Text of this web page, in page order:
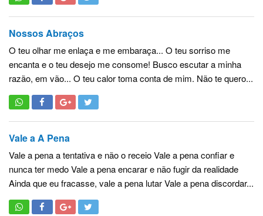
Nossos Abraços
O teu olhar me enlaça e me embaraça... O teu sorriso me
encanta e o teu desejo me consome! Busco escutar a minha
razão, em vão... O teu calor toma conta de mim. Não te quero...
Vale a A Pena
Vale a pena a tentativa e não o receio Vale a pena confiar e
nunca ter medo Vale a pena encarar e não fugir da realidade
Ainda que eu fracasse, vale a pena lutar Vale a pena discordar...